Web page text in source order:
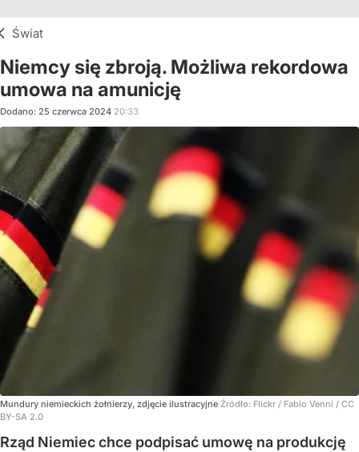
Świat
Niemcy się zbroją. Możliwa rekordowa
umowa na amunicję
Dodano: 25 czerwca 2024 20:33
Mundury niemieckich żołnierzy, zdjęcie ilustracyjne Źródło: Flickr / Fabio Venni / CC
BY-SA 2.0
Rząd Niemiec chce podpisać umowę na produkcję